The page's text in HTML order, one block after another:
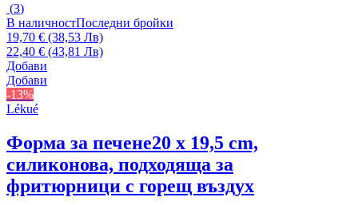
(3)
В наличностПоследни бройки
19,70 € (38,53 Лв)
22,40 € (43,81 Лв)
Добави
Добави
-13%
Lékué
Форма за печене20 x 19,5 cm,
силиконова, подходяща за
фритюрници с горещ въздух